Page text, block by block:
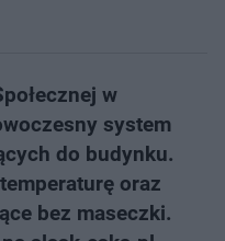
w
system
do budynku.
oraz
bez maseczki.